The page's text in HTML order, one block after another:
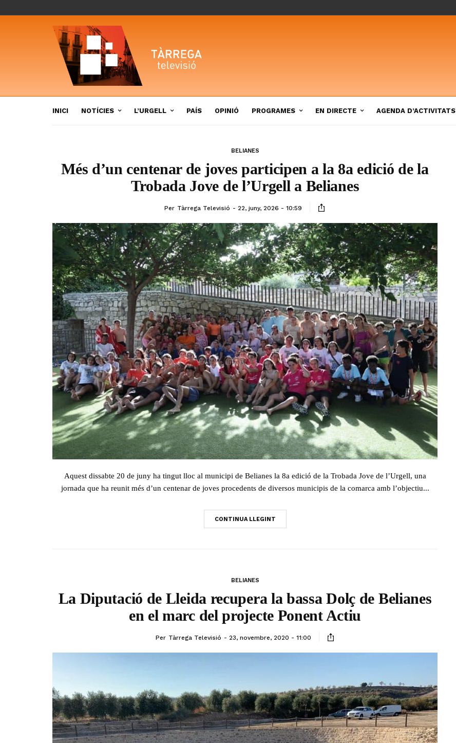
INICI NOTÍCIES L’URGELL PAÍS OPINIÓ PROGRAMES EN DIRECTE AGENDA D’ACTIVITATS
BELIANES
Més d’un centenar de joves participen a la 8a edició de la
Trobada Jove de l’Urgell a Belianes
Per Tàrrega Televisió 22, juny, 2026 - 10:59
Aquest dissabte 20 de juny ha tingut lloc al municipi de Belianes la 8a edició de la Trobada Jove de l’Urgell, una
jornada que ha reunit més d’un centenar de joves procedents de diversos municipis de la comarca amb l’objectiu...
CONTINUA LLEGINT
BELIANES
La Diputació de Lleida recupera la bassa Dolç de Belianes
en el marc del projecte Ponent Actiu
Per Tàrrega Televisió 23, novembre, 2020 - 11:00